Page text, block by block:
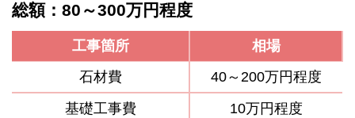
総額：80～300万円程度
工事箇所
相場
石材費
40～200万円程度
基礎工事費
10万円程度